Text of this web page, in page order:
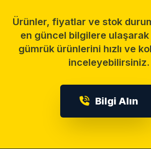
Ürünler, fiyatlar ve stok
en güncel bilgilere ulaşarak
gümrük ürünlerini hızlı ve
inceleyebilirsiniz.
Bilgi Alın